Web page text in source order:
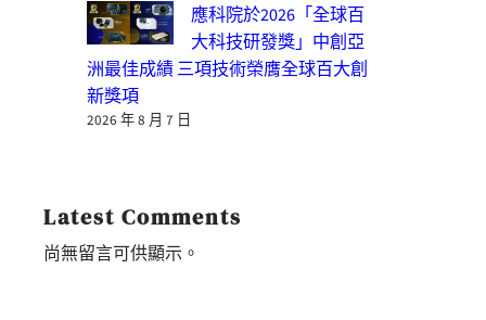
應科院於2026「全球百
大科技研發獎」中創亞
洲最佳成績 三項技術榮膺全球百大創
新獎項
2026 年 8 月 7 日
Latest Comments
尚無留言可供顯示。